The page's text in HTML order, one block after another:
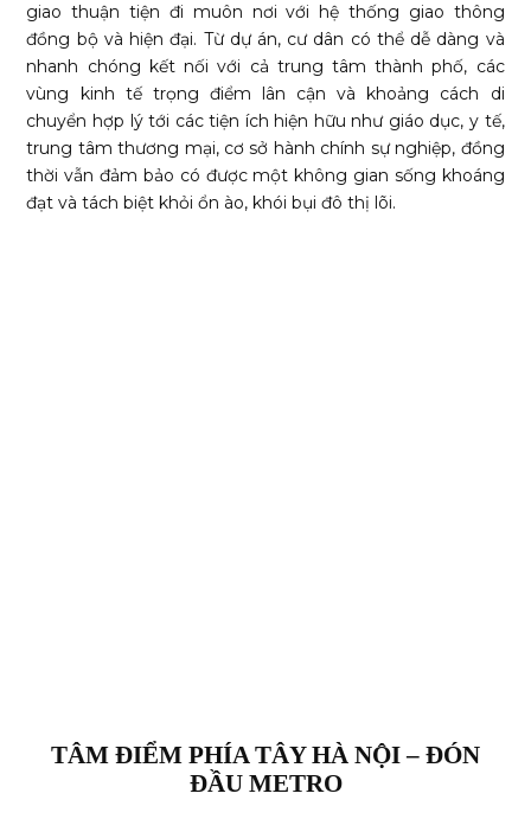
giao thuận tiện đi muôn nơi với hệ thống giao thông
đồng bộ và hiện đại. Từ dự án, cư dân có thể dễ dàng và
nhanh chóng kết nối với cả trung tâm thành phố, các
vùng kinh tế trọng điểm lân cận và khoảng cách di
chuyển hợp lý tới các tiện ích hiện hữu như giáo dục, y tế,
trung tâm thương mại, cơ sở hành chính sự nghiệp, đồng
thời vẫn đảm bảo có được một không gian sống khoáng
đạt và tách biệt khỏi ổn ào, khói bụi đô thị lõi.
TÂM ĐIỂM PHÍA TÂY HÀ NỘI – ĐÓN
ĐẦU METRO